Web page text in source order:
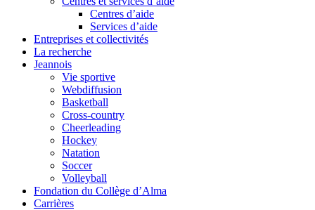
Centres d’aide
Services d’aide
Entreprises et collectivités
La recherche
Jeannois
Vie sportive
Webdiffusion
Basketball
Cross-country
Cheerleading
Hockey
Natation
Soccer
Volleyball
Fondation du Collège d’Alma
Carrières